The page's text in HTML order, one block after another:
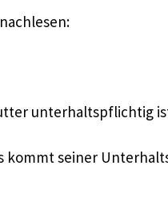
unterhaltspflichtig
kommt seiner